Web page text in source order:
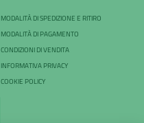
MODALITÀ DI SPEDIZIONE E RITIRO
MODALITÀ DI PAGAMENTO
CONDIZIONI DI VENDITA
INFORMATIVA PRIVACY
COOKIE POLICY